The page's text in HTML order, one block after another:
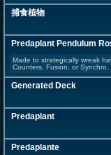
捕食植物
Predaplant Pendulum
Made to strategically wreak
Counters, Fusion, or Synchro.
Generated Deck
Predaplant
Predaplante